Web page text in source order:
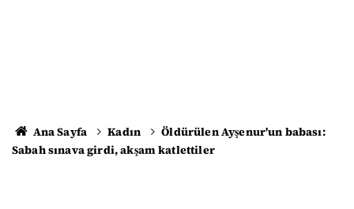
Ana Sayfa Kadın
Öldürülen Ayşenur'un babası:
Sabah sınava girdi, akşam katlettiler